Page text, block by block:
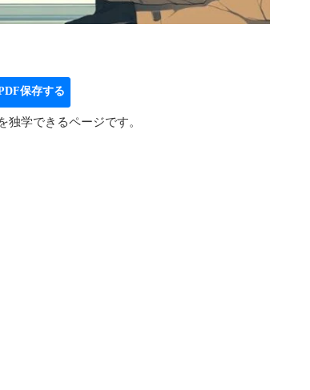
保存する
学できるページです。